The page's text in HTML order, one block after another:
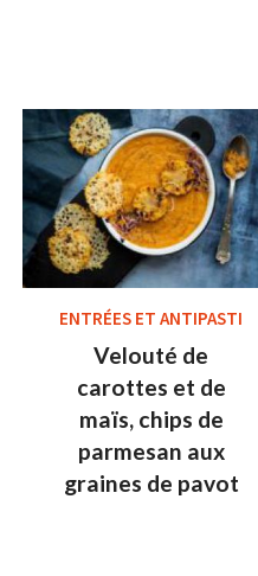
ENTRÉES ET ANTIPASTI
Velouté de
carottes et de
maïs, chips de
parmesan aux
graines de pavot